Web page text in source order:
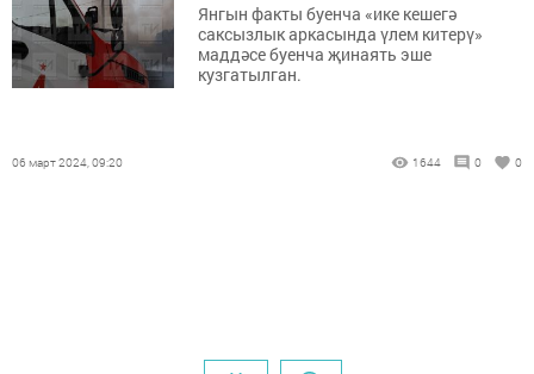
Янгын факты буенча «ике кешегә
саксызлык аркасында үлем китерү»
маддәсе буенча җинаять эше
кузгатылган.
06 март 2024, 09:20 1644 0 0